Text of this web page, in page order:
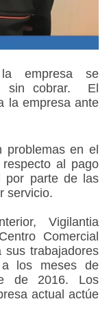
empresa se
sin cobrar. El
la empresa ante
en el
al pago
por parte de las
servicio.
Vigilantia
Comercial
sus trabajadores
a los meses de
de 2016. Los
actual actúe